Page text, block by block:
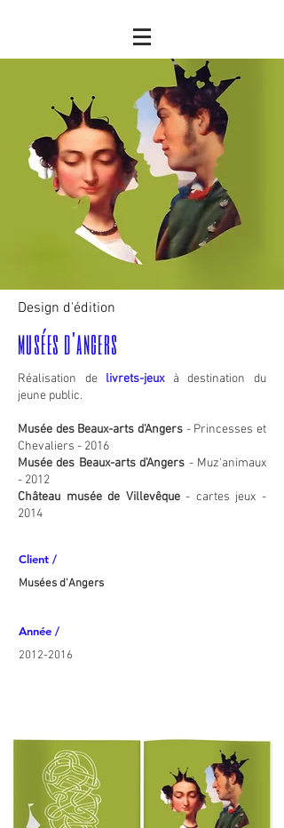
Design d'édition
musées d'angers
Réalisation de livrets-jeux
à destination du
jeune public.
Musée des Beaux-arts d'Angers - Princesses et
Chevaliers - 2016
Musée des Beaux-arts d'Angers - Muz'animaux
- 2012
Château musée de Villevêque- cartes jeux -
2014
Client /
Musées d'Angers
Année /
2012-2016